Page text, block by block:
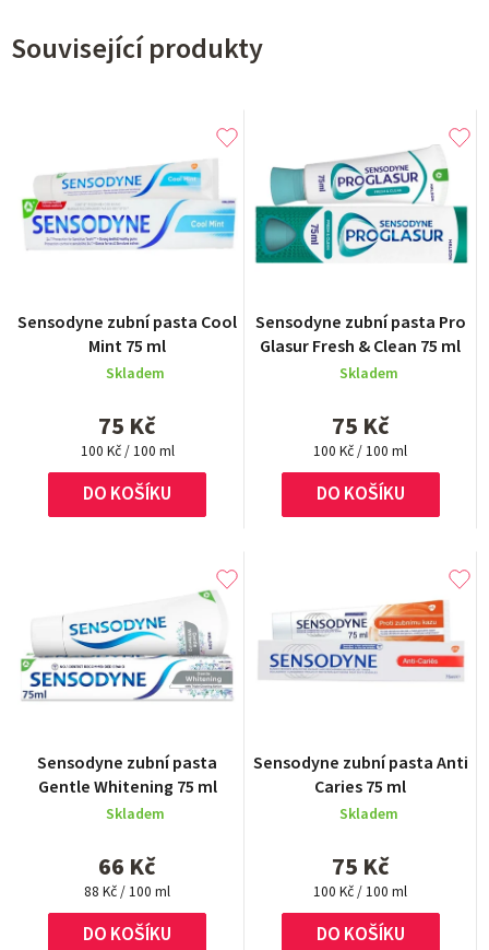
Související produkty
Sensodyne zubní pasta Cool
Mint 75 ml
hodnocení
produktu
je
z
5
hvězdiček.
Skladem
75 Kč
Měrná
cena:
100 Kč / 100 ml
DO KOŠÍKU
Sensodyne zubní pasta Pro
Glasur Fresh & Clean 75 ml
Skladem
75 Kč
Měrná
cena:
100 Kč / 100 ml
DO KOŠÍKU
Sensodyne zubní pasta
Gentle Whitening 75 ml
Skladem
66 Kč
Měrná
cena:
88 Kč / 100 ml
DO KOŠÍKU
Sensodyne zubní pasta Anti
Caries 75 ml
Skladem
75 Kč
Měrná
cena:
100 Kč / 100 ml
DO KOŠÍKU